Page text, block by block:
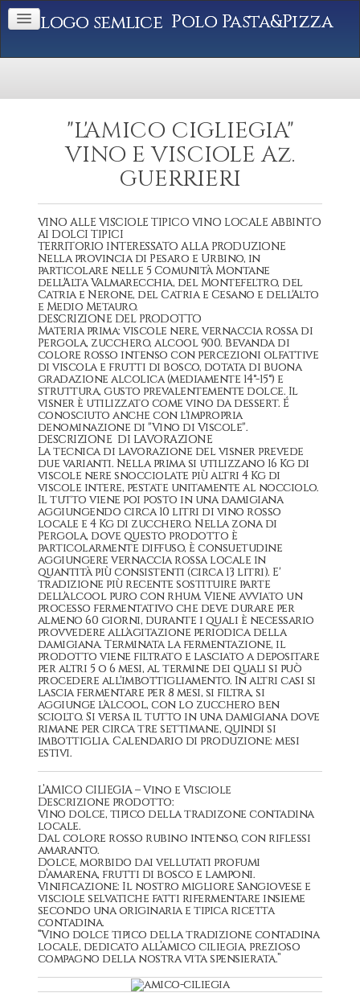
Polo Pasta&Pizza
"L'AMICO CIGLIEGIA"
VINO E VISCIOLE Az.
GUERRIERI
VINO ALLE VISCIOLE TIPICO VINO LOCALE ABBINTO
AI DOLCI TIPICI
TERRITORIO INTERESSATO ALLA PRODUZIONE
Nella provincia di Pesaro e Urbino, in
particolare nelle 5 Comunità Montane
dell'Alta Valmarecchia, del Montefeltro, del
Catria e Nerone, del Catria e Cesano e dell'Alto
e Medio Metauro.
DESCRIZIONE DEL PRODOTTO
Materia prima: viscole nere, vernaccia rossa di
Pergola, zucchero, alcool 900. Bevanda di
colore rosso intenso con percezioni olfattive
di viscola e frutti di bosco, dotata di buona
gradazione alcolica (mediamente 14°-15°) e
struttura, gusto prevalentemente dolce. Il
visner è utilizzato come vino da dessert. É
conosciuto anche con l'impropria
denominazione di "Vino di Viscole".
DESCRIZIONE DI LAVORAZIONE
La tecnica di lavorazione del visner prevede
due varianti. Nella prima si utilizzano 16 Kg di
viscole nere snocciolate più altri 4 Kg di
viscole intere, pestate unitamente al nocciolo.
Il tutto viene poi posto in una damigiana
aggiungendo circa 10 litri di vino rosso
locale e 4 Kg di zucchero. Nella zona di
Pergola, dove questo prodotto è
particolarmente diffuso, è consuetudine
aggiungere vernaccia rossa locale in
quantità più consistenti (circa 13 litri). E'
tradizione più recente sostituire parte
dell'alcool puro con rhum. Viene avviato un
processo fermentativo che deve durare per
almeno 60 giorni, durante i quali è necessario
provvedere all'agitazione periodica della
damigiana. Terminata la fermentazione, il
prodotto viene filtrato e lasciato a depositare
per altri 5 o 6 mesi, al termine dei quali si può
procedere all'imbottigliamento. In altri casi si
lascia fermentare per 8 mesi, si filtra, si
aggiunge l'alcool, con lo zucchero ben
sciolto. Si versa il tutto in una damigiana dove
rimane per circa tre settimane, quindi si
imbottiglia. Calendario di produzione: mesi
estivi.
L’AMICO CILIEGIA – Vino e Visciole
Descrizione prodotto:
Vino dolce, tipico della tradizone contadina
locale.
Dal colore rosso rubino intenso, con riflessi
amaranto.
Dolce, morbido dai vellutati profumi
d’amarena, frutti di bosco e lamponi.
Vinificazione: Il nostro migliore Sangiovese e
visciole selvatiche fatti rifermentare insieme
secondo una originaria e tipica ricetta
contadina.
“Vino dolce tipico della tradizione contadina
locale, dedicato all’amico ciliegia, prezioso
compagno della nostra vita spensierata.”